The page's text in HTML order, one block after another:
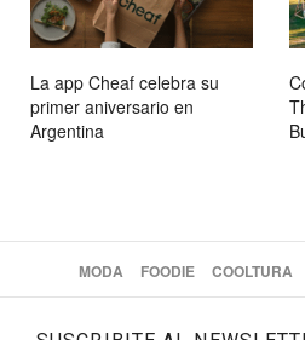
La app Cheaf celebra su
primer aniversario en
Argentina
MODA FOODIE COOLTURA